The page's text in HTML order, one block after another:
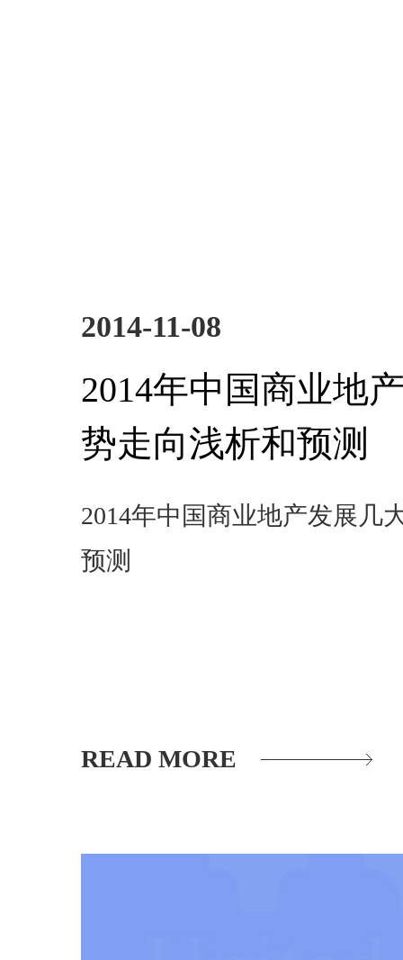
2014-11-08
2014年中国商业地
势走向浅析和预测
2014年中国商业地产发展几
预测
READ MORE